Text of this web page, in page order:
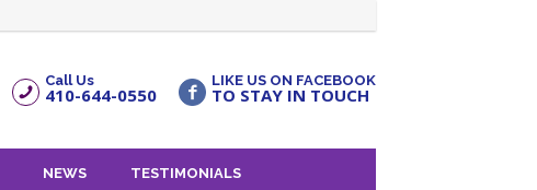
LIKE US ON FACEBOOK
TO STAY IN TOUCH
Call Us
410-644-0550
NEWS TESTIMONIALS